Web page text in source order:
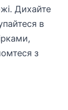
Дихайте
в
з